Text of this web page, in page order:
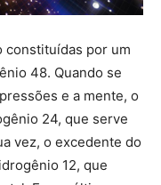
constituídas por um
48. Quando se
e a mente, o
24, que serve
vez, o excedente do
12, que